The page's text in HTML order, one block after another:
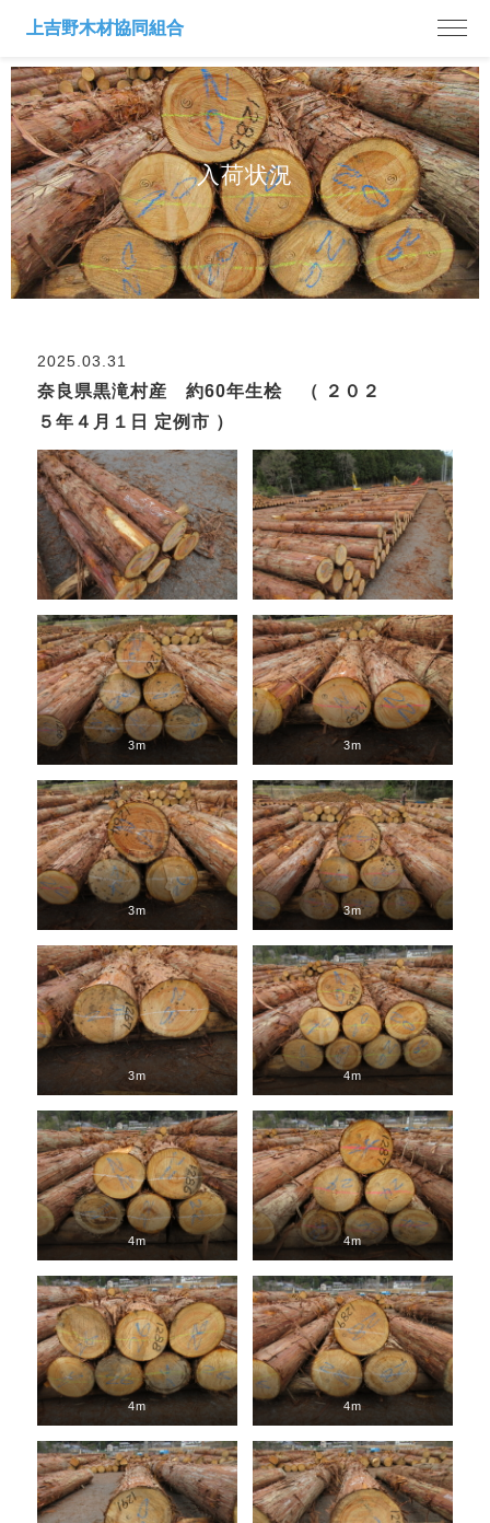
入荷状況
2025.03.31
奈良県黒滝村産 約60年生桧 （ ２０２
５年４月１日 定例市 ）
3m 3m
3m 3m
3m 4m
4m 4m
4m 4m